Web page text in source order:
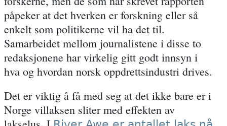
påpeker at det hverken er forskning eller så
enkelt som politikerne vil ha det til.
Samarbeidet mellom journalistene i disse to
redaksjonene har virkelig gitt godt innsyn i
hva og hvordan norsk oppdrettsindustri drives.
Det er viktig å få med seg at det ikke bare er i
Norge villaksen sliter med effekten av